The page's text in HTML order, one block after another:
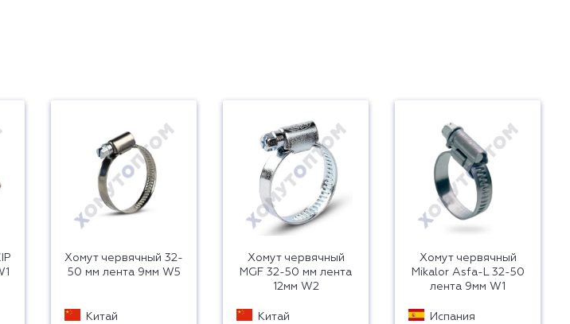
Хомут червячный 32-
50 мм лента 9мм W5
Китай
Хомут червячный
MGF 32-50 мм лента
12мм W2
Китай
Хомут червячный
Mikalor Asfa-L 32-50
лента 9мм W1
Испания